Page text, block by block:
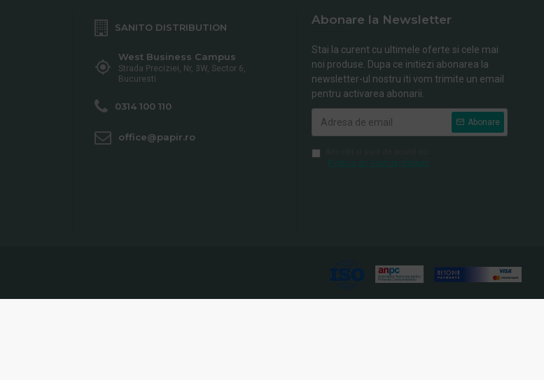
SANITO DISTRIBUTION
West Business Campus
Strada Preciziei, Nr, 3W, Sector 6,
Bucuresti
0314 100 110
office@papir.ro
Abonare la Newsletter
Stai la curent cu ultimele oferte si cele mai
noi produse. Dupa ce initiezi abonarea la
newsletter-ul nostru iti vom trimite un email
pentru activarea abonarii.
Abonare
Politica de Confidentialitate